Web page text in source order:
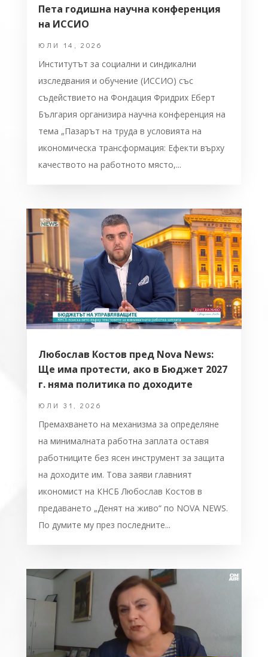
Пета годишна научна конференция
на ИССИО
ЮЛИ 14, 2026
Институтът за социални и синдикални
изследвания и обучение (ИССИО) със
съдействието на Фондация Фридрих Еберт
България организира научна конференция на
тема „Пазарът на труда в условията на
икономическа трансформация: Ефекти върху
качеството на работното място,...
Любослав Костов пред Nova News:
Ще има протести, ако в Бюджет 2027
г. няма политика по доходите
ЮЛИ 31, 2026
Премахването на механизма за определяне
на минималната работна заплата оставя
работниците без ясен инструмент за защита
на доходите им. Това заяви главният
икономист на КНСБ Любослав Костов в
предаването „Денят на живо“ по NOVA NEWS.
По думите му през последните...